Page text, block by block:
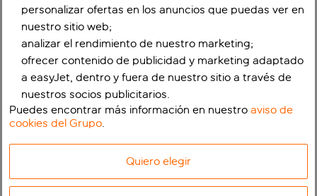
personalizar ofertas en los anuncios que puedas ver en
nuestro sitio web;
analizar el rendimiento de nuestro marketing;
ofrecer contenido de publicidad y marketing adaptado
a easyJet, dentro y fuera de nuestro sitio a través de
nuestros socios publicitarios.
Puedes encontrar más información en nuestroaviso de
cookies del Grupo.
Quiero elegir